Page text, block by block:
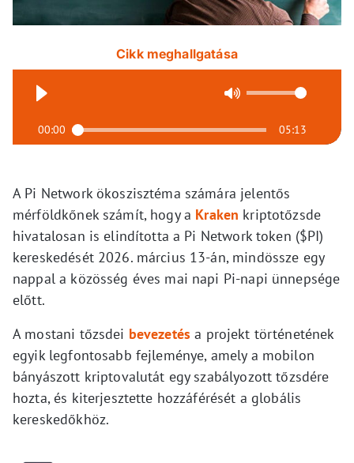
Cikk meghallgatása
00:00 05:13
A Pi Network ökoszisztéma számára jelentős
mérföldkőnek számít, hogy a Kraken kriptotőzsde
hivatalosan is elindította a Pi Network token ($PI)
kereskedését 2026. március 13-án, mindössze egy
nappal a közösség éves mai napi Pi-napi ünnepsége
előtt.
A mostani tőzsdei bevezetés a projekt történetének
egyik legfontosabb fejleménye, amely a mobilon
bányászott kriptovalutát egy szabályozott tőzsdére
hozta, és kiterjesztette hozzáférését a globális
kereskedőkhöz.